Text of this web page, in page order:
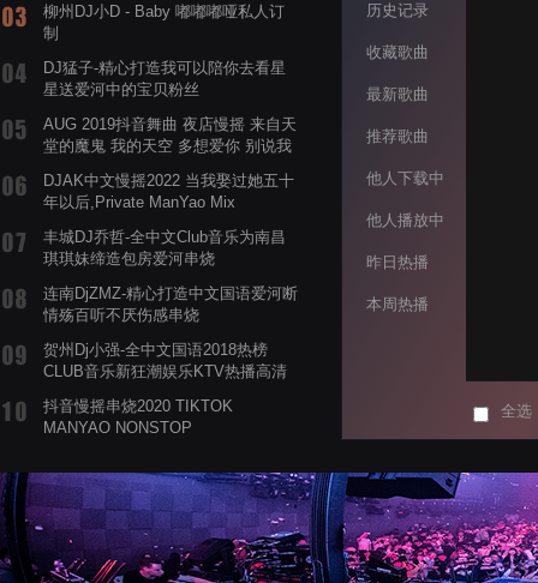
柳州DJ小D - Baby 嘟嘟嘟哑私人订
制
DJ猛子-精心打造我可以陪你去看星
星送爱河中的宝贝粉丝
AUG 2019抖音舞曲 夜店慢摇 来自天
堂的魔鬼 我的天空 多想爱你 别说我
DJAK中文慢摇2022 当我娶过她五十
年以后,Private ManYao Mix
丰城DJ乔哲-全中文Club音乐为南昌
琪琪妹缔造包房爱河串烧
连南DjZMZ-精心打造中文国语爱河断
情殇百听不厌伤感串烧
贺州Dj小强-全中文国语2018热榜
CLUB音乐新狂潮娱乐KTV热播高清
抖音慢摇串烧2020 TIKTOK
MANYAO NONSTOP
蝉爸爸妈妈爱存在夏天的风是想你的
声音啊
历史记录
收藏歌曲
最新歌曲
推荐歌曲
他人下载中
他人播放中
昨日热播
本周热播
全选